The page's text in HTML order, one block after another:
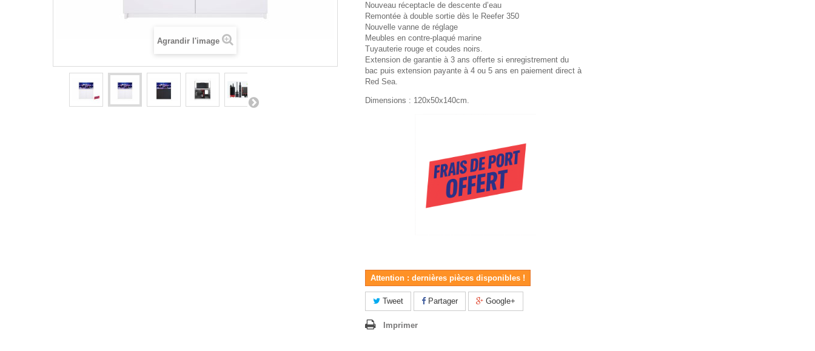
Agrandir l'image
Nouveau réceptacle de descente d’eau
Remontée à double sortie dès le Reefer 350
Nouvelle vanne de réglage
Meubles en contre-plaqué marine
Tuyauterie rouge et coudes noirs.
Extension de garantie à 3 ans offerte si enregistrement du
bac puis extension payante à 4 ou 5 ans en paiement direct à
Red Sea.
Dimensions : 120x50x140cm.
Attention : dernières pièces disponibles !
Tweet Partager Google+
Imprimer